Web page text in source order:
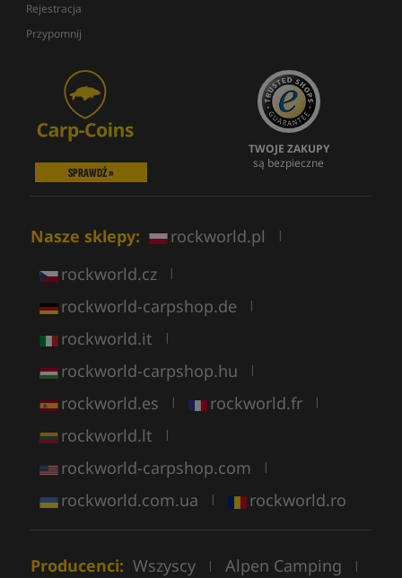
Rejestracja
Przypomnij
SPRAWDŹ »
TWOJE ZAKUPY
są bezpieczne
Nasze sklepy: rockworld.pl |
rockworld.cz |
rockworld-carpshop.de |
rockworld.it |
rockworld-carpshop.hu |
rockworld.es | rockworld.fr |
rockworld.lt |
rockworld-carpshop.com |
rockworld.com.ua | rockworld.ro
Producenci: Wszyscy | Alpen Camping |